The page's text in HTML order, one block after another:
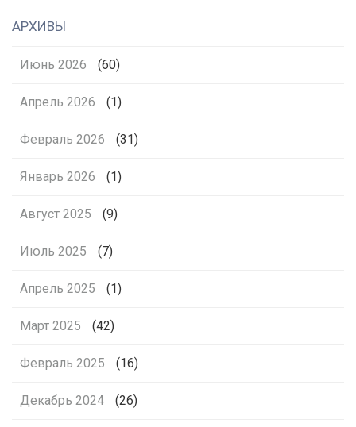
АРХИВЫ
Июнь 2026 (60)
Апрель 2026 (1)
Февраль 2026 (31)
Январь 2026 (1)
Август 2025 (9)
Июль 2025 (7)
Апрель 2025 (1)
Март 2025 (42)
Февраль 2025 (16)
Декабрь 2024 (26)